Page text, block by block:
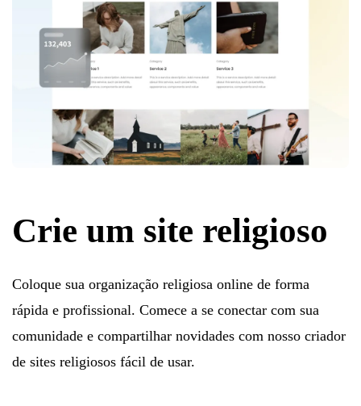
Crie um site religioso
Coloque sua organização religiosa online de forma
rápida e profissional. Comece a se conectar com sua
comunidade e compartilhar novidades com nosso criador
de sites religiosos fácil de usar.